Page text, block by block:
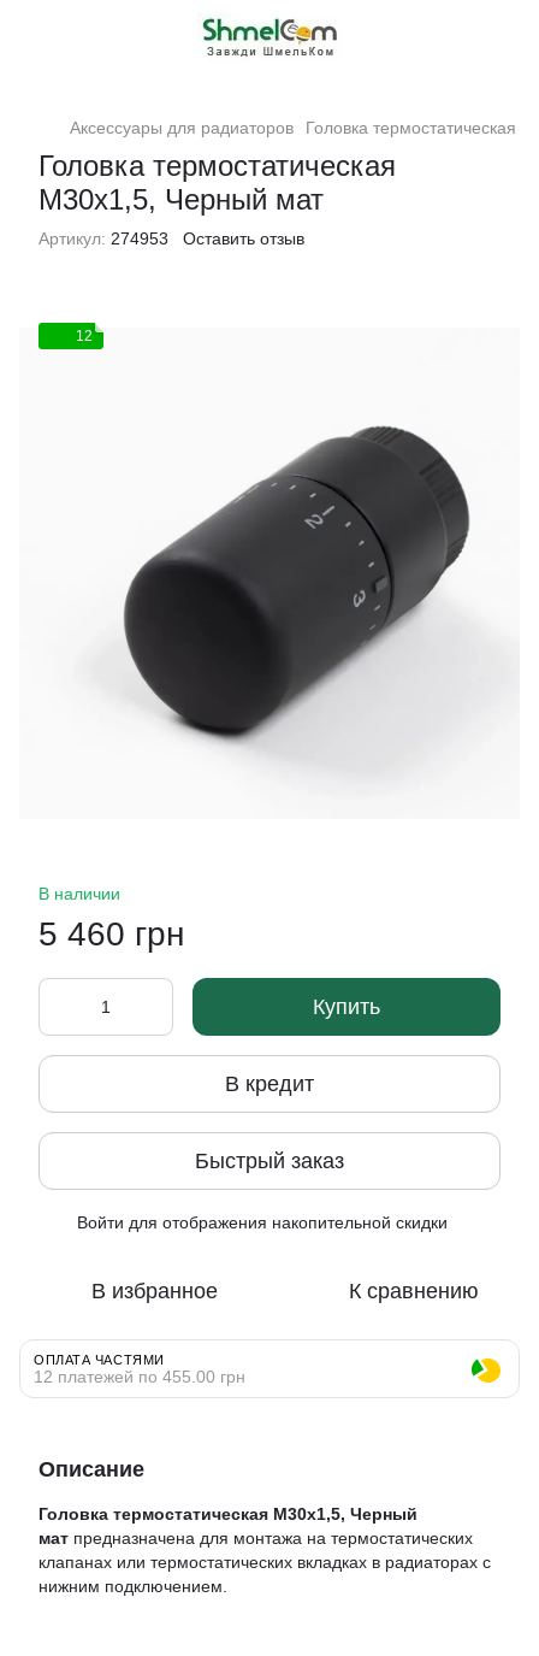
Аксессуары для радиаторов Головка термостатическая
Головка термостатическая
М30х1,5, Черный мат
Артикул: 274953 Оставить отзыв
12
В наличии
5 460 грн
Купить
В кредит
Быстрый заказ
Войти для отображения накопительной скидки
В избранное К сравнению
ОПЛАТА ЧАСТЯМИ
12 платежей по 455.00 грн
Описание
Головка термостатическая М30х1,5, Черный
мат предназначена для монтажа на термостатических
клапанах или термостатических вкладках в радиаторах с
нижним подключением.